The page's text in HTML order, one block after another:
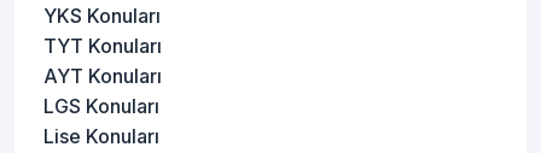
YKS Konuları
TYT Konuları
AYT Konuları
LGS Konuları
Lise Konuları